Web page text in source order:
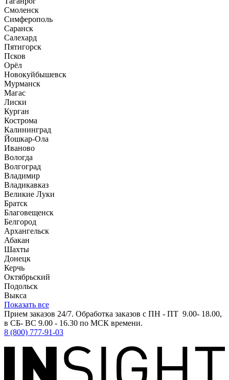
Смоленск
Симферополь
Саранск
Салехард
Пятигорск
Псков
Орёл
Новокуйбышевск
Мурманск
Магас
Лиски
Курган
Кострома
Калининград
Йошкар-Ола
Иваново
Вологда
Волгоград
Владимир
Владикавказ
Великие Луки
Братск
Благовещенск
Белгород
Архангельск
Абакан
Шахты
Донецк
Керчь
Октябрьский
Подольск
Выкса
Показать все
Прием заказов 24/7. Обработка заказов с ПН - ПТ 9.00- 18.00,
в СБ- ВС 9.00 - 16.30 по МСК времени.
8 (800) 777-91-03